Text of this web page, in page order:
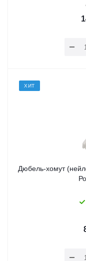
ХИТ
Дюбель-хомут